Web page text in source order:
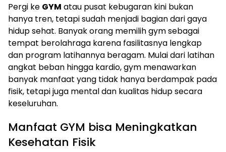
Pergi ke GYM atau pusat kebugaran kini bukan
hanya tren, tetapi sudah menjadi bagian dari gaya
hidup sehat. Banyak orang memilih gym sebagai
tempat berolahraga karena fasilitasnya lengkap
dan program latihannya beragam. Mulai dari latihan
angkat beban hingga kardio, gym menawarkan
banyak manfaat yang tidak hanya berdampak pada
fisik, tetapi juga mental dan kualitas hidup secara
keseluruhan.
Manfaat GYM bisa Meningkatkan
Kesehatan Fisik